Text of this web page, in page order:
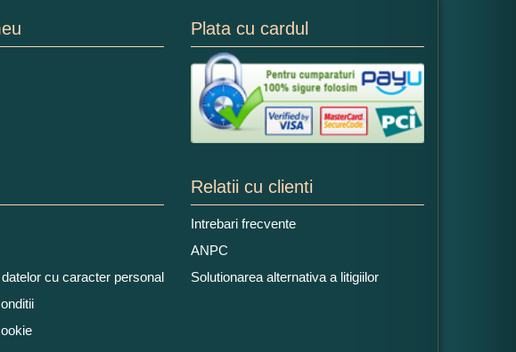
Plata cu cardul
cu caracter personal
Relatii cu clienti
Intrebari frecvente
ANPC
Solutionarea alternativa a litigiilor